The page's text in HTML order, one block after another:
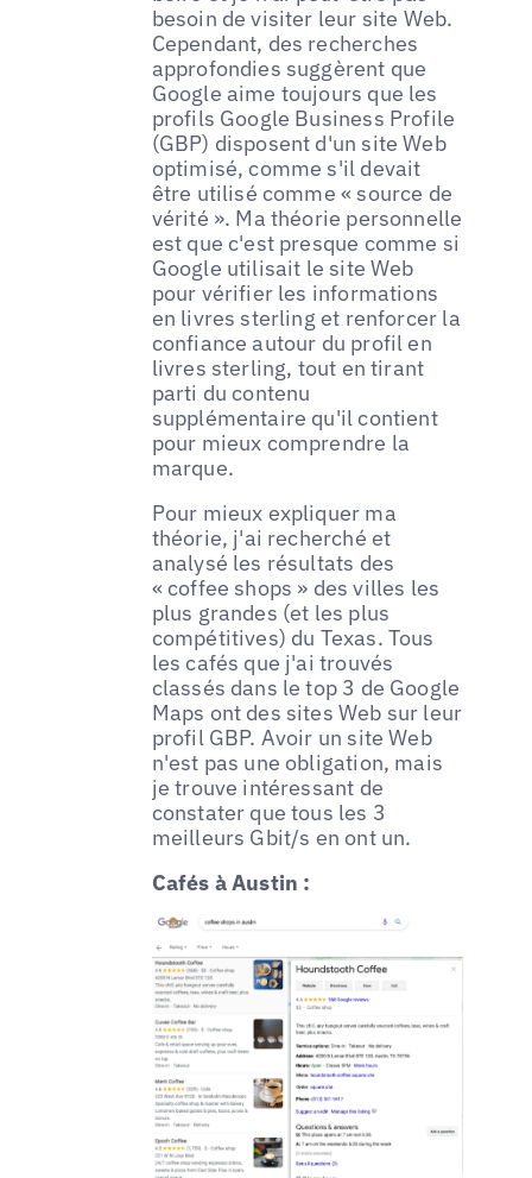
besoin de visiter leur site Web.
Cependant, des recherches
approfondies suggèrent que
Google aime toujours que les
profils Google Business Profile
(GBP) disposent d'un site Web
optimisé, comme s'il devait
être utilisé comme « source de
vérité ». Ma théorie personnelle
est que c'est presque comme si
Google utilisait le site Web
pour vérifier les informations
en livres sterling et renforcer la
confiance autour du profil en
livres sterling, tout en tirant
parti du contenu
supplémentaire qu'il contient
pour mieux comprendre la
marque.
Pour mieux expliquer ma
théorie, j'ai recherché et
analysé les résultats des
« coffee shops » des villes les
plus grandes (et les plus
compétitives) du Texas. Tous
les cafés que j'ai trouvés
classés dans le top 3 de Google
Maps ont des sites Web sur leur
profil GBP. Avoir un site Web
n'est pas une obligation, mais
je trouve intéressant de
constater que tous les 3
meilleurs Gbit/s en ont un.
Cafés à Austin :